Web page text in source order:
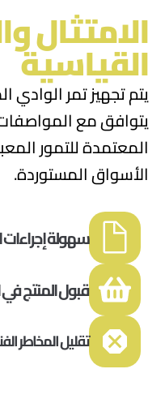
الامتثال
القياسية
يتم تجهيز تمر الوادي
يتوافق مع
المعتمدة للتمور
الأسواق المستوردة.
سهولة
قبول المنتج
تقليل المخاطر